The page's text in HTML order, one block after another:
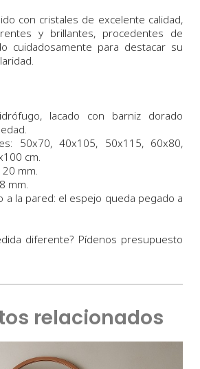
con cristales de excelente calidad,
y brillantes, procedentes de
cuidadosamente para destacar su
lacado con barniz dorado
50x70,40x105, 50x115, 60x80,
cm.
20 mm.
mm.
a la pared: el espejo queda pegado a
diferente? Pídenos presupuesto
relacionados